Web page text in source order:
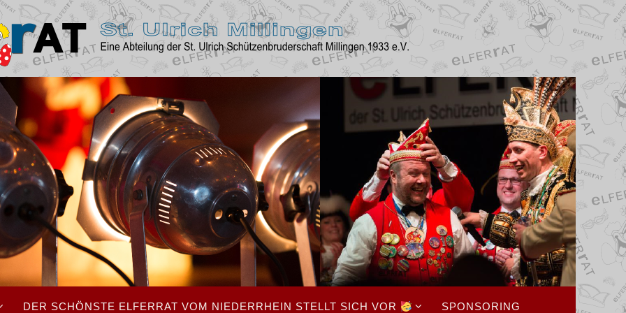
DER SCHÖNSTE ELFERRAT VOM NIEDERRHEIN STELLT SICH VOR SPONSORING